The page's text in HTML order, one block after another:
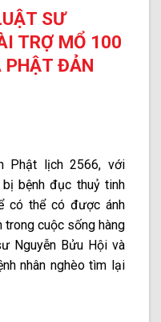
SƯ
TRỢ MỔ 100
PHẬT ĐẢN
Phật lịch 2566, với
bệnh đục thuỷ tinh
có thể có được ánh
trong cuộc sống hàng
Nguyễn Bửu Hội và
nhân nghèo tìm lại